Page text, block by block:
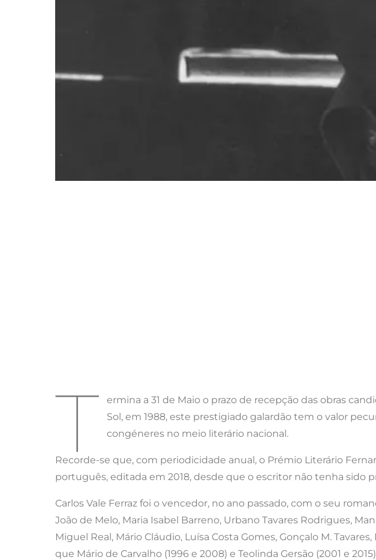
T
ermina a 31 de Maio o prazo de recepção das obras
Sol, em 1988, este prestigiado galardão tem o valor
congéneres no meio literário nacional.
Recorde-se que, com periodicidade anual, o Prémio Literário
português, editada em 2018, desde que o escritor não tenha sido
Carlos Vale Ferraz foi o vencedor, no ano passado, com o seu
João de Melo, Maria Isabel Barreno, Urbano Tavares Rodrigues,
Miguel Real, Mário Cláudio, Luísa Costa Gomes, Gonçalo M.
que Mário de Carvalho (1996 e 2008) e Teolinda Gersão (2001 e